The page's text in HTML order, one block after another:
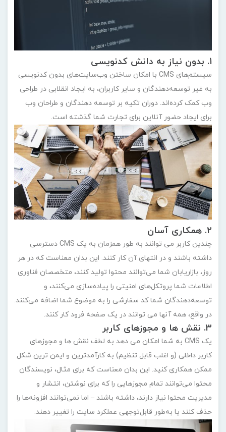
1. بدون نیاز به دانش کدنویسی
سیستم‌های CMS با امکان ساختن وب‌سایت‌های بدون کدنویسی
به غیر توسعه‌دهندگان و سایر کاربران، به ایجاد انقلابی در طراحی
وب کمک کرده‌اند. دوران تکیه بر توسعه دهندگان و طراحان وب
برای ایجاد حضور آنلاین برای تجارت شما گذشته است.
2. همکاری آسان
چندین کاربر می توانند به طور همزمان به یک CMS دسترسی
داشته باشند و در انتهای آن کار کنند. این بدان معناست که در هر
روز، بازاریابان شما می‌توانند محتوا تولید کنند، متخصصان فناوری
اطلاعات شما پروتکل‌های امنیتی را پیاده‌سازی می‌کنند، و
توسعه‌دهندگان شما کد سفارشی را به موضوع شما اضافه می‌کنند.
در واقع، همه آنها می توانند در یک صفحه فرود کار کنند.
3. نقش ها و مجوزهای کاربر
یک CMS به شما امکان می دهد به لطف نقش ها و مجوزهای
کاربر داخلی (و اغلب قابل تنظیم) به کارآمدترین و ایمن ترین شکل
ممکن همکاری کنید. این بدان معناست که برای مثال، نویسندگان
محتوا می‌توانند تمام مجوزهایی را که برای نوشتن، انتشار و
مدیریت محتوا نیاز دارند، داشته باشند – اما نمی‌توانند افزونه‌ها را
حذف کنند یا به‌طور قابل‌توجهی عملکرد سایت را تغییر دهند.